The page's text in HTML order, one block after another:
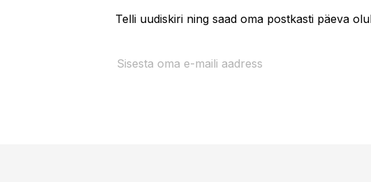
Telli uudiskiri ning saad oma postkasti päeva